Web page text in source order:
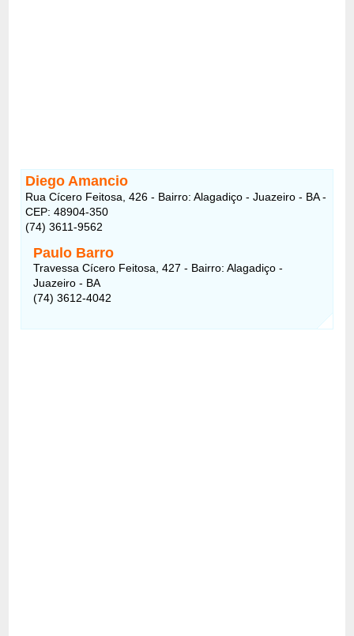
Diego Amancio
Rua Cícero Feitosa, 426 - Bairro: Alagadiço - Juazeiro - BA -
CEP: 48904-350
(74) 3611-9562
Paulo Barro
Travessa Cícero Feitosa, 427 - Bairro: Alagadiço -
Juazeiro - BA
(74) 3612-4042